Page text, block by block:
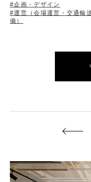
#企画・デザイン
#運営（会場運営・交通輸
備）